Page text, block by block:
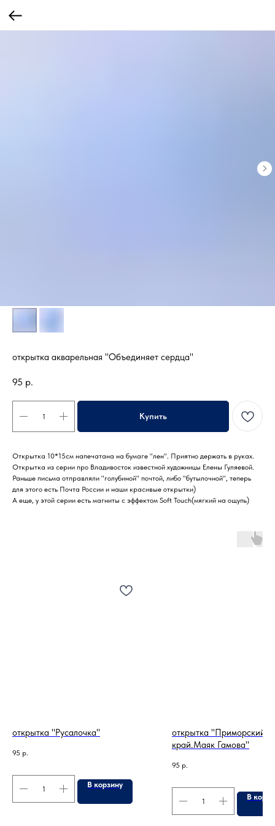
открытка акварельная "Объединяет сердца"
95 р.
Купить
Открытка 10*15см напечатана на бумаге "лен". Приятно держать в руках.
Открытка из серии про Владивосток известной художницы Елены Гуляевой.
Раньше письма отправляли "голубиной" почтой, либо "бутылочной", теперь
для этого есть Почта России и наши красивые открытки)
А еще, у этой серии есть магниты с эффектом Soft Touch(мягкий на ощупь)
открытка "Русалочка"
95 р.
В корзину
открытка "Приморский
край.Маяк Гамова"
95 р.
В